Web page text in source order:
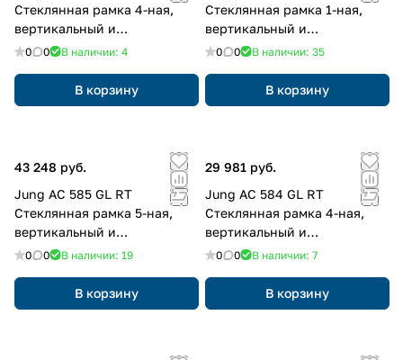
Стеклянная рамка 4-ная,
вертикальный и
горизонтальный монтаж,
0 0 В наличии: 4
В корзину
Стеклянная рамка 1-ная,
вертикальный и
горизонтальный монтаж,
0 0 В наличии: 35
В корзину
43 248 руб.
Jung AC 585 GL RT
Стеклянная рамка 5-ная,
вертикальный и
горизонтальный монтаж,
0 0 В наличии: 19
В корзину
29 981 руб.
Jung AC 584 GL RT
Стеклянная рамка 4-ная,
вертикальный и
горизонтальный монтаж,
0 0 В наличии: 7
В корзину